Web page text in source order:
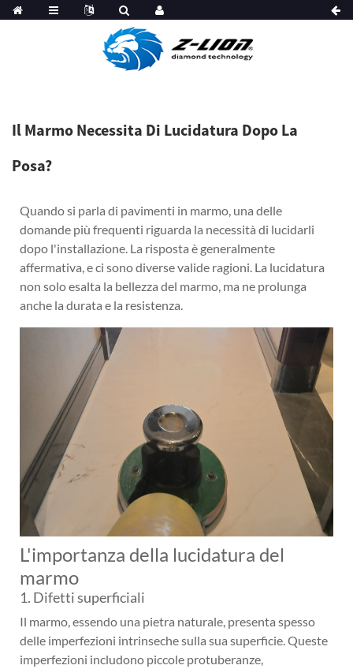
Il Marmo Necessita Di Lucidatura Dopo La
Posa?
Quando si parla di pavimenti in marmo, una delle
domande più frequenti riguarda la necessità di lucidarli
dopo l'installazione. La risposta è generalmente
affermativa, e ci sono diverse valide ragioni. La lucidatura
non solo esalta la bellezza del marmo, ma ne prolunga
anche la durata e la resistenza.
L'importanza della lucidatura del
marmo
1. Difetti superficiali
Il marmo, essendo una pietra naturale, presenta spesso
delle imperfezioni intrinseche sulla sua superficie. Queste
imperfezioni includono piccole protuberanze,